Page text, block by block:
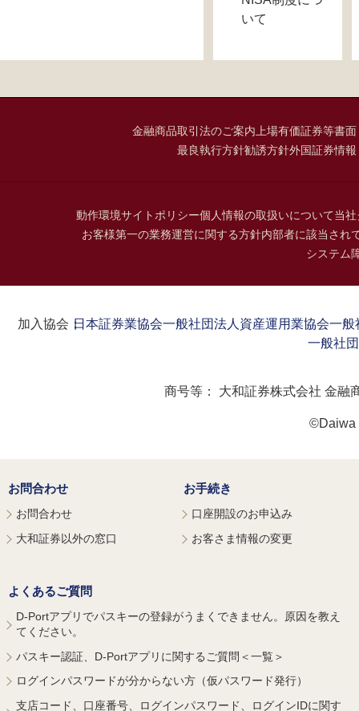
いて
金融商品取引法のご案内 上場有価証券等書
最良執行方針勧誘方針外国証券情
動作環境サイトポリシー個人情報の取扱いについて当
お客様第一の業務運営に関する方針内部者に該当され
システム
加入協会：日本証券業協会一般社団法人資産運用業協会一般
一般社
商号等： 大和証券株式会社 金融
©Daiwa
お問合わせ
お問合わせ
大和証券以外の窓口
お手続き
口座開設のお申込み
お客さま情報の変更
よくあるご質問
D-Portアプリでパスキーの登録がうまくできません。原因を教え
てください。
パスキー認証、D-Portアプリに関するご質問＜一覧＞
ログインパスワードが分からない方（仮パスワード発行）
支店コード、口座番号、ログインパスワード、ログインIDに関す